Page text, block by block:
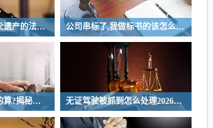
继子女能否继承继父遗产的法律解析与探讨 公司串标了,我做标书的该怎么办?公司涉嫌串标行为，我该如何应对制作标书的风险？
误工费的天数谁说的算?揭秘误工费天数判定权，是谁说了算 无证驾驶被抓到怎么处理2026，无证驾驶处理指南，如何应对2026年无证驾驶被抓情况